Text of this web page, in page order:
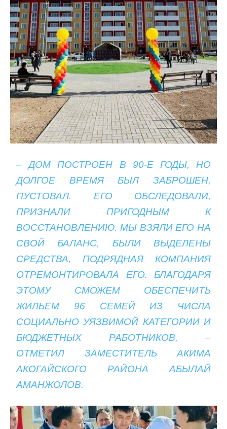
– ДОМ ПОСТРОЕН В 90-Е ГОДЫ, НО
ДОЛГОЕ ВРЕМЯ БЫЛ ЗАБРОШЕН,
ПУСТОВАЛ. ЕГО ОБСЛЕДОВАЛИ,
ПРИЗНАЛИ ПРИГОДНЫМ К
ВОССТАНОВЛЕНИЮ. МЫ ВЗЯЛИ ЕГО НА
СВОЙ БАЛАНС, БЫЛИ ВЫДЕЛЕНЫ
СРЕДСТВА, ПОДРЯДНАЯ КОМПАНИЯ
ОТРЕМОНТИРОВАЛА ЕГО. БЛАГОДАРЯ
ЭТОМУ СМОЖЕМ ОБЕСПЕЧИТЬ
ЖИЛЬЕМ 96 СЕМЕЙ ИЗ ЧИСЛА
СОЦИАЛЬНО УЯЗВИМОЙ КАТЕГОРИИ И
БЮДЖЕТНЫХ РАБОТНИКОВ, –
ОТМЕТИЛ ЗАМЕСТИТЕЛЬ АКИМА
АКОГАЙСКОГО РАЙОНА АБЫЛАЙ
АМАНЖОЛОВ.